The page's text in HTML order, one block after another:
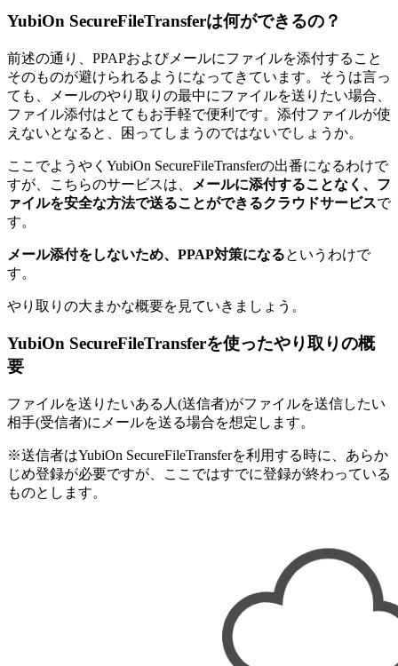
YubiOn SecureFileTransferは何ができるの？
前述の通り、PPAPおよびメールにファイルを添付すること
そのものが避けられるようになってきています。そうは言っ
ても、メールのやり取りの最中にファイルを送りたい場合、
ファイル添付はとてもお手軽で便利です。添付ファイルが使
えないとなると、困ってしまうのではないでしょうか。
ここでようやくYubiOn SecureFileTransferの出番になるわけで
すが、こちらのサービスは、
メールに添付することなく、フ
ァイルを安全な方法で送ることができるクラウドサービスで
す。
メール添付をしないため、PPAP対策になるというわけで
す。
やり取りの大まかな概要を見ていきましょう。
YubiOn SecureFileTransferを使ったやり取りの概
要
ファイルを送りたいある人(送信者)がファイルを送信したい
相手(受信者)にメールを送る場合を想定します。
※送信者はYubiOn SecureFileTransferを利用する時に、あらか
じめ登録が必要ですが、ここではすでに登録が終わっている
ものとします。